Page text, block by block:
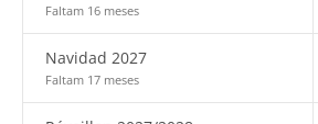
Faltam 16 meses
Navidad 2027
Faltam 17 meses